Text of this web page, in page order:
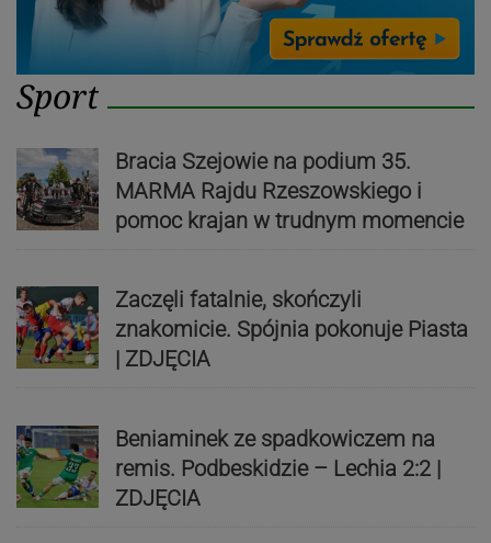
Sport
Bracia Szejowie na podium 35.
MARMA Rajdu Rzeszowskiego i
pomoc krajan w trudnym momencie
Zaczęli fatalnie, skończyli
znakomicie. Spójnia pokonuje Piasta
| ZDJĘCIA
Beniaminek ze spadkowiczem na
remis. Podbeskidzie – Lechia 2:2 |
ZDJĘCIA